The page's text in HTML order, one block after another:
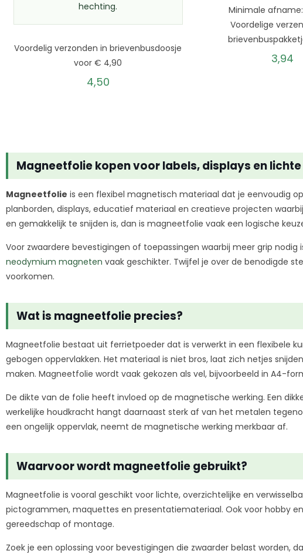
hechting.
Voordelig verzonden in brievenbusdoosje
voor € 4,90
4,50
Minimale
Voordelige
3,94
Magneetfolie kopen voor labels, displays en
Magneetfolie is een flexibel magnetisch materiaal dat je eenvoudig
planborden, displays, educatief materiaal en creatieve projecten
en gemakkelijk te snijden is, dan is magneetfolie vaak een logische
Voor zwaardere bevestigingen of toepassingen waarbij meer grip
neodymium magneten vaak geschikter. Twijfel je over de benodigde
voorkomen.
Wat is magneetfolie precies?
Magneetfolie bestaat uit ferrietpoeder dat is verwerkt in een flexibele
gebogen oppervlakken. Het materiaal is niet bros, laat zich netjes
maken. Magneetfolie wordt vaak gekozen als vel, bijvoorbeeld in A4-
De dikte van de folie heeft invloed op de magnetische werking. Een
werkelijke houdkracht hangt daarnaast sterk af van het metalen
een ongelijk oppervlak, neemt de magnetische werking merkbaar af.
Waarvoor wordt magneetfolie gebruikt?
Magneetfolie is vooral geschikt voor lichte, overzichtelijke en
pictogrammen, maquettes en presentatiemateriaal. Ook voor hobby
gereedschap of montage.
Zoek je een oplossing voor bevestigingen die zwaarder belast